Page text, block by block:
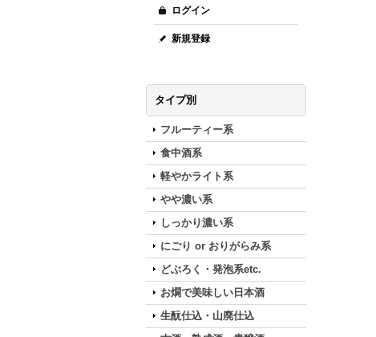
ログイン
新規登録
タイプ別
フルーティー系
食中酒系
軽やかライト系
やや濃い系
しっかり濃い系
にごり or おりがらみ系
どぶろく・発泡系etc.
お燗で美味しい日本酒
生酛仕込・山廃仕込